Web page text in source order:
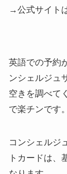
→公式サイト
英語での予約
ンシェルジュ
空きを調べて
で楽チンです。
コンシェルジ
トカードは、